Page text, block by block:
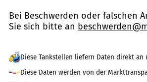
Bei Beschwerden oder falschen
Sie sich bitte an
Diese Tankstellen liefern Daten direkt an
Diese Daten werden von der